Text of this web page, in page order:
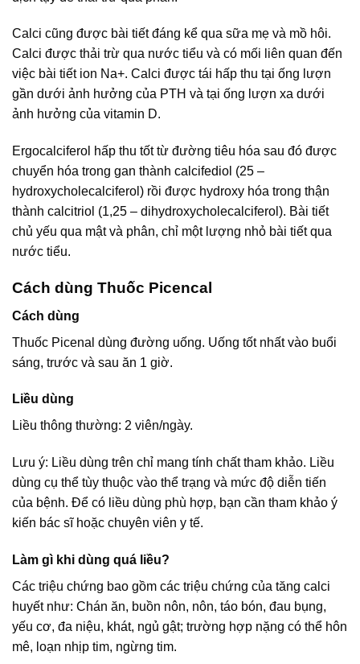
Calci cũng được bài tiết đáng kể qua sữa mẹ và mồ hôi.
Calci được thải trừ qua nước tiểu và có mối liên quan đến
việc bài tiết ion Na+. Calci được tái hấp thu tại ống lượn
gần dưới ảnh hưởng của PTH và tại ống lượn xa dưới
ảnh hưởng của vitamin D.
Ergocalciferol hấp thu tốt từ đường tiêu hóa sau đó được
chuyển hóa trong gan thành calcifediol (25 –
hydroxycholecalciferol) rồi được hydroxy hóa trong thận
thành calcitriol (1,25 – dihydroxycholecalciferol). Bài tiết
chủ yếu qua mật và phân, chỉ một lượng nhỏ bài tiết qua
nước tiểu.
Cách dùng Thuốc Picencal
Cách dùng
Thuốc Picenal dùng đường uống. Uống tốt nhất vào buổi
sáng, trước và sau ăn 1 giờ.
Liều dùng
Liều thông thường: 2 viên/ngày.
Lưu ý: Liều dùng trên chỉ mang tính chất tham khảo. Liều
dùng cụ thể tùy thuộc vào thể trạng và mức độ diễn tiến
của bệnh. Để có liều dùng phù hợp, bạn cần tham khảo ý
kiến bác sĩ hoặc chuyên viên y tế.
Làm gì khi dùng quá liều?
Các triệu chứng bao gồm các triệu chứng của tăng calci
huyết như: Chán ăn, buồn nôn, nôn, táo bón, đau bụng,
yếu cơ, đa niệu, khát, ngủ gật; trường hợp nặng có thể hôn
mê, loạn nhịp tim, ngừng tim.